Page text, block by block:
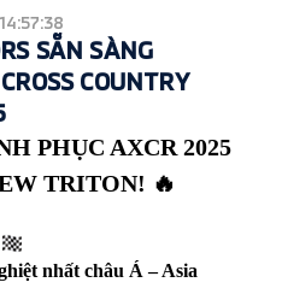
SẴN SÀNG
COUNTRY
PHỤC AXCR 2025
TRITON! 🔥
nhất châu Á – Asia